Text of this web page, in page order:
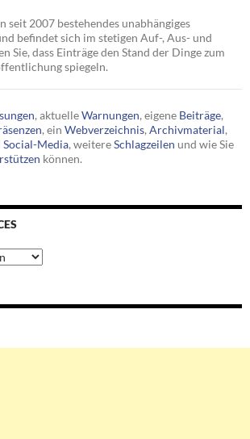
seit 2007 bestehendes unabhängiges
befindet sich im stetigen Auf-, Aus- und
Sie, dass Einträge den Stand der Dinge zum
spiegeln.
, aktuelleWarnungen, eigene Beiträge,
, ein Webverzeichnis, Archivmaterial,
Social-Media, weitereSchlagzeilen und wie Sie
können.